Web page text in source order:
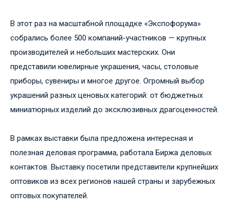
В этот раз на масштабной площадке «Экспофорума»
собрались более 500 компаний-участников — крупных
производителей и небольших мастерских. Они
представили ювелирные украшения, часы, столовые
приборы, сувениры и многое другое. Огромный выбор
украшений разных ценовых категорий: от бюджетных
миниатюрных изделий до эксклюзивных драгоценностей.
В рамках выставки была предложена интересная и
полезная деловая программа, работала Биржа деловых
контактов. Выставку посетили представители крупнейших
оптовиков из всех регионов нашей страны и зарубежных
оптовых покупателей.